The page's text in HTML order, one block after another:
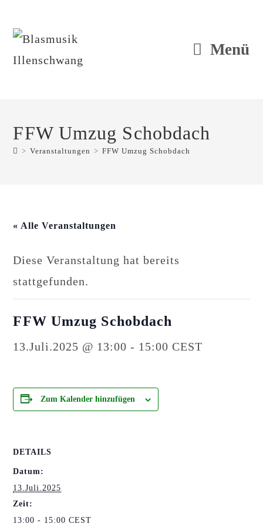
springen
Menü
FFW Umzug Schobdach
> Veranstaltungen > FFW Umzug Schobdach
« Alle Veranstaltungen
Diese Veranstaltung hat bereits
stattgefunden.
FFW Umzug Schobdach
13.Juli.2025 @ 13:00 - 15:00 CEST
Zum Kalender hinzufügen
DETAILS
Datum:
13.Juli.2025
Zeit:
13:00 - 15:00CEST